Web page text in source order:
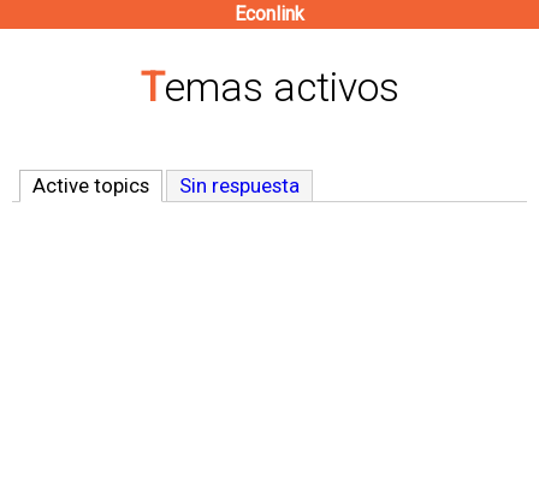
contenido
Econlink
Temas activos
Active topics (solapa activa)
Sin respuesta